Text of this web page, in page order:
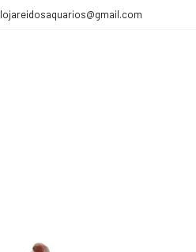
lojareidosaquarios@gmail.com